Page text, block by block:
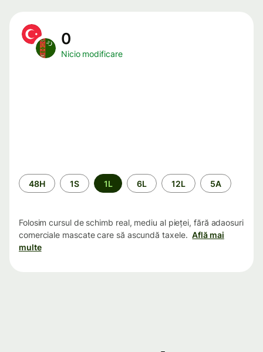
0
Nicio modificare
Perioada
48H 1S 1L 6L 12L 5A
Folosim cursul de schimb real, mediu al pieței, fără adaosuri
comerciale mascate care să ascundă taxele. Află mai
multe